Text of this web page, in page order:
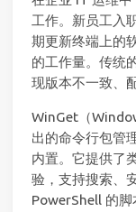
工作。新员工入
期更新终端上的
的工作量。传统
现版本不一致、
WinGet（
出的命令行包管
内置。它提供了
验，支持搜索、
PowerShell 的